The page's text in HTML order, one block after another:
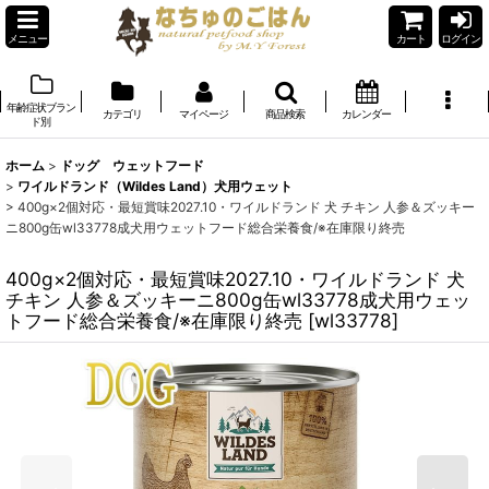
メニュー カート ログイン
年齢症状ブラン
ド別
カテゴリ マイページ 商品検索 カレンダー
ホーム > ドッグ ウェットフード
> ワイルドランド（Wildes Land）犬用ウェット
> 400g×2個対応・最短賞味2027.10・ワイルドランド 犬 チキン 人参＆ズッキー
ニ800g缶wl33778成犬用ウェットフード総合栄養食/※在庫限り終売
400g×2個対応・最短賞味2027.10・ワイルドランド 犬
チキン 人参＆ズッキーニ800g缶wl33778成犬用ウェッ
トフード総合栄養食/※在庫限り終売 [wl33778]